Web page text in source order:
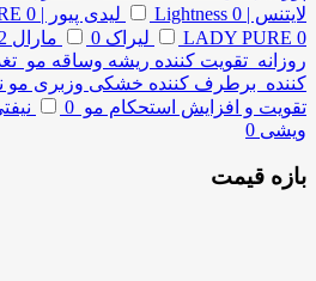
لایتنس | Lightness 0 لیدی پیور | LADY PURE 0
LADY PURE 0 لیراک 0 مارال 2
روزانه تقویت کننده ریشه وساقه مو
کننده برطرف کننده خشکی وزبری مو
تقویت و افزایش استحکام مو 0
ویشی 0
بازه قیمت